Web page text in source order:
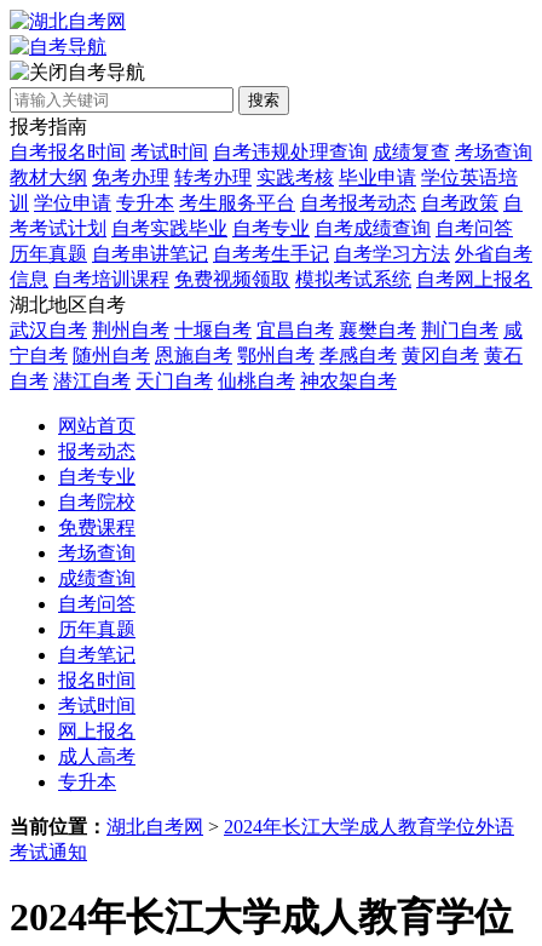
自考导航
搜索
报考指南
自考报名时间 考试时间 自考违规处理查询 成绩复查 考场查询
教材大纲 免考办理 转考办理 实践考核 毕业申请 学位英语培
训 学位申请 专升本 考生服务平台 自考报考动态 自考政策 自
考考试计划 自考实践毕业 自考专业 自考成绩查询 自考问答
历年真题 自考串讲笔记 自考考生手记 自考学习方法 外省自考
信息 自考培训课程 免费视频领取 模拟考试系统 自考网上报名
湖北地区自考
武汉自考 荆州自考 十堰自考 宜昌自考 襄樊自考 荆门自考 咸
宁自考 随州自考 恩施自考 鄂州自考 孝感自考 黄冈自考 黄石
自考 潜江自考 天门自考 仙桃自考 神农架自考
网站首页
报考动态
自考专业
自考院校
免费课程
考场查询
成绩查询
自考问答
历年真题
自考笔记
报名时间
考试时间
网上报名
成人高考
专升本
当前位置： 湖北自考网 > 2024年长江大学成人教育学位外语
考试通知
2024年长江大学成人教育学位